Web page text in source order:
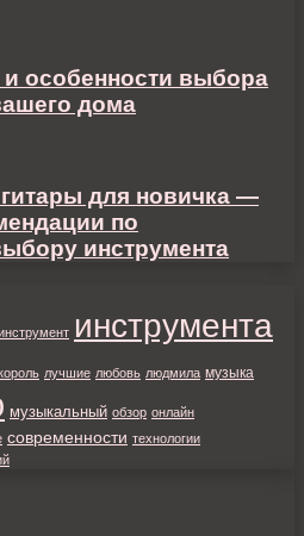
особенности выбора
дома
для новичка —
по
инструмента
инструмента
лучшие любовь людмила музыка
музыкальный обзор онлайн
современности технологии